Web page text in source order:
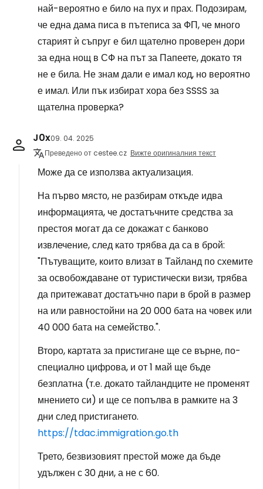
най-вероятно е било на пух и прах. Подозирам,
че една дама писа в пътеписа за ФП, че много
старият ѝ съпруг е бил щателно проверен дори
за една нощ в СФ на път за Папеете, докато тя
не е била. Не знам дали е имал код, но вероятно
е имал. Или пък избират хора без SSSS за
щателна проверка?
J0x09. 04. 2025
Преведено от cestee.cz Вижте оригиналния текст
Може да се използва актуализация.
На първо място, не разбирам откъде идва
информацията, че достатъчните средства за
престоя могат да се докажат с банково
извлечение, след като трябва да са в брой:
"Пътуващите, които влизат в Тайланд по схемите
за освобождаване от туристически визи, трябва
да притежават достатъчно пари в брой в размер
на или равностойни на 20 000 бата на човек или
40 000 бата на семейство.".
Второ, картата за пристигане ще се върне, по-
специално цифрова, и от 1 май ще бъде
безплатна (т.е. докато тайландците не променят
мнението си) и ще се попълва в рамките на 3
дни след пристигането.
https://tdac.immigration.go.th
Трето, безвизовият престой може да бъде
удължен с 30 дни, а не с 60.